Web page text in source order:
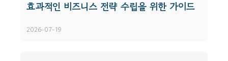
효과적인 비즈니스 전략 수립을 위한 가이드
2026-07-19